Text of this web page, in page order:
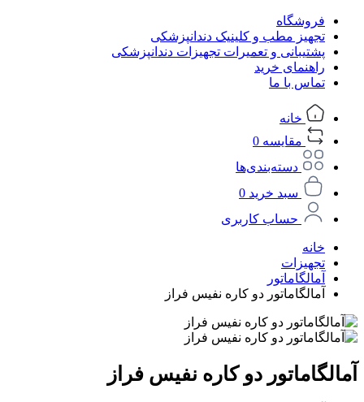
فروشگاه
تجهیز مطب و کلینیک دندانپزشکی
پشتیبانی و تعمیرات تجهیزات دندانپزشکی
راهنمای خرید
تماس با ما
خانه
مقایسه 0
دسته‌بندی‌ها
سبد خرید 0
حساب کاربری
خانه
تجهیزات
آمالگاماتور
آمالگاماتور دو کاره نفیس فراز
آمالگاماتور دو کاره نفیس فراز